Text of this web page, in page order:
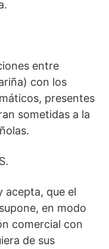
entre
con los
presentes
sometidas a la
acepta, que el
en modo
comercial con
de sus